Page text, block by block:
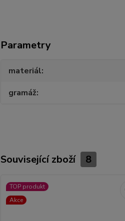
Parametry
materiál
gramáž
Související zboží 8
TOP produkt
Akce